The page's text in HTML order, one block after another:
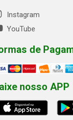
Instagram
YouTube
de
nosso APP